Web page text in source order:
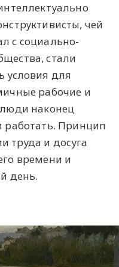
чей
с социально-
стали
условия для
рабочие и
наконец
работать. Принцип
труда и досуга
времени и
день.